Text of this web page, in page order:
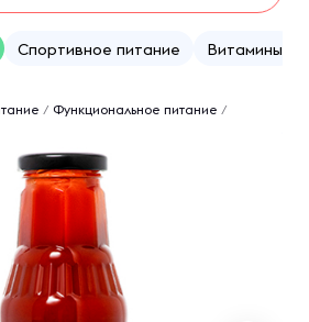
Спортивное питание Витамины
/ Функциональное питание /